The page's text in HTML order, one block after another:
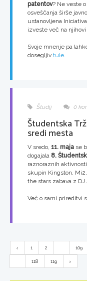
patentov? Ne veste
osveščanja širše
ustanovljena
izveste več na njihovi
Svoje mnenje pa
dosegljiv tule.
Študij 0
Študentska
sredi mesta
V sredo, 11. maja se
dogajala 8.
raznoraznih
skupin Kingston,
the stars zabava z
Več o sami prireditvi
1 2 109
118 119